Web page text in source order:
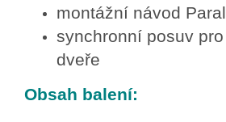
montážní návod
synchronní posuv
dveře
Obsah balení: